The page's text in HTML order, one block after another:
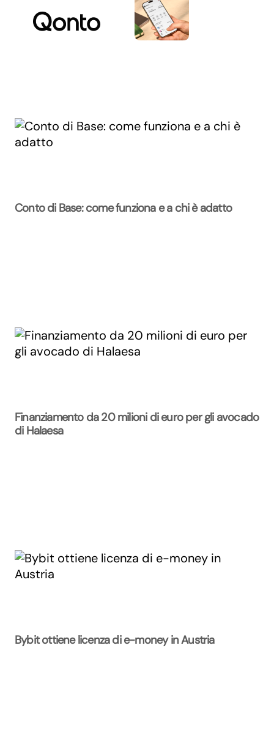
Conto di Base: come funziona e a chi è adatto
Finanziamento da 20 milioni di euro per gli avocado
di Halaesa
Bybit ottiene licenza di e-money in Austria